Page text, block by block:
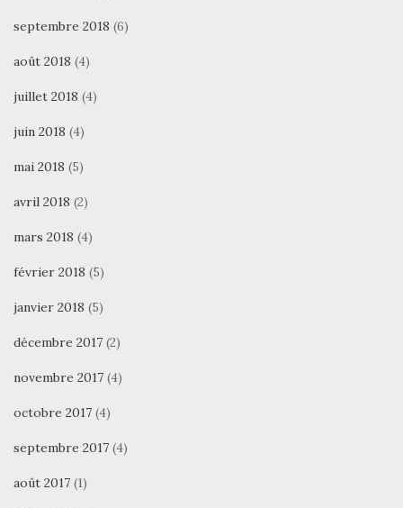
septembre 2018 (6)
août 2018 (4)
juillet 2018 (4)
juin 2018 (4)
mai 2018 (5)
avril 2018 (2)
mars 2018 (4)
février 2018 (5)
janvier 2018 (5)
décembre 2017 (2)
novembre 2017 (4)
octobre 2017 (4)
septembre 2017 (4)
août 2017 (1)